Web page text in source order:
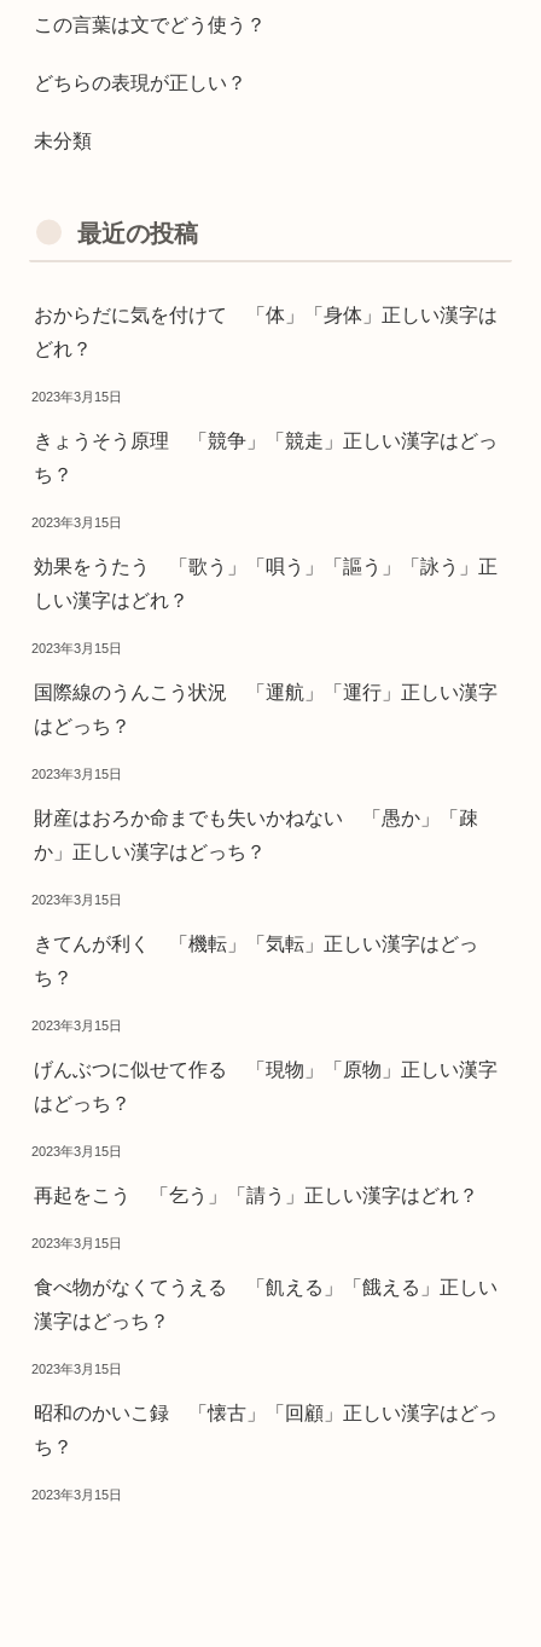
この言葉は文でどう使う？
どちらの表現が正しい？
未分類
最近の投稿
おからだに気を付けて 「体」「身体」正しい漢字は
どれ？
2023年3月15日
きょうそう原理 「競争」「競走」正しい漢字はどっ
ち？
2023年3月15日
効果をうたう 「歌う」「唄う」「謳う」「詠う」正
しい漢字はどれ？
2023年3月15日
国際線のうんこう状況 「運航」「運行」正しい漢字
はどっち？
2023年3月15日
財産はおろか命までも失いかねない 「愚か」「疎
か」正しい漢字はどっち？
2023年3月15日
きてんが利く 「機転」「気転」正しい漢字はどっ
ち？
2023年3月15日
げんぶつに似せて作る 「現物」「原物」正しい漢字
はどっち？
2023年3月15日
再起をこう 「乞う」「請う」正しい漢字はどれ？
2023年3月15日
食べ物がなくてうえる 「飢える」「餓える」正しい
漢字はどっち？
2023年3月15日
昭和のかいこ録 「懐古」「回顧」正しい漢字はどっ
ち？
2023年3月15日